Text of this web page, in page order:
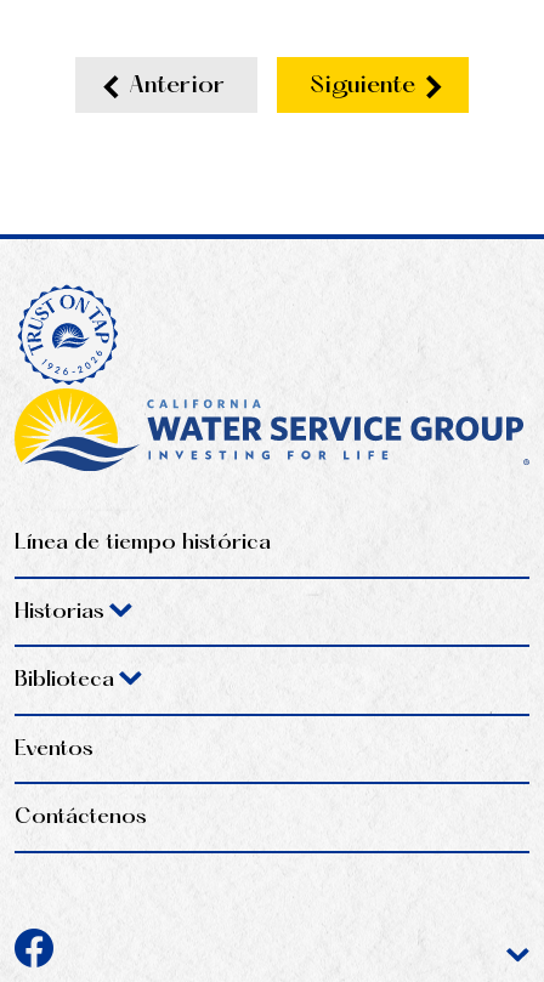
Anterior Siguiente
Línea de tiempo histórica
Historias
Biblioteca
Eventos
Contáctenos